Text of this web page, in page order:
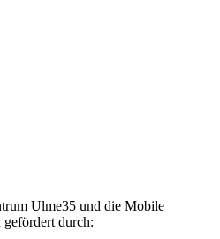
Ulme35 und die Mobile
durch: